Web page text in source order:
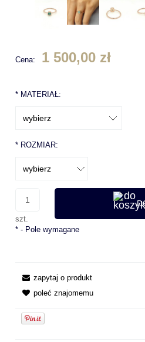
Cena: 1 500,00 zł
* MATERIAŁ:
* ROZMIAR:
szt.
* - Pole wymagane
zapytaj o produkt
poleć znajomemu